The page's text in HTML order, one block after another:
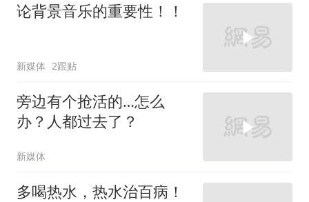
论背景音乐的重要性！！
新媒体 2跟贴
旁边有个抢活的…怎么
办？人都过去了？
新媒体
多喝热水，热水治百病！